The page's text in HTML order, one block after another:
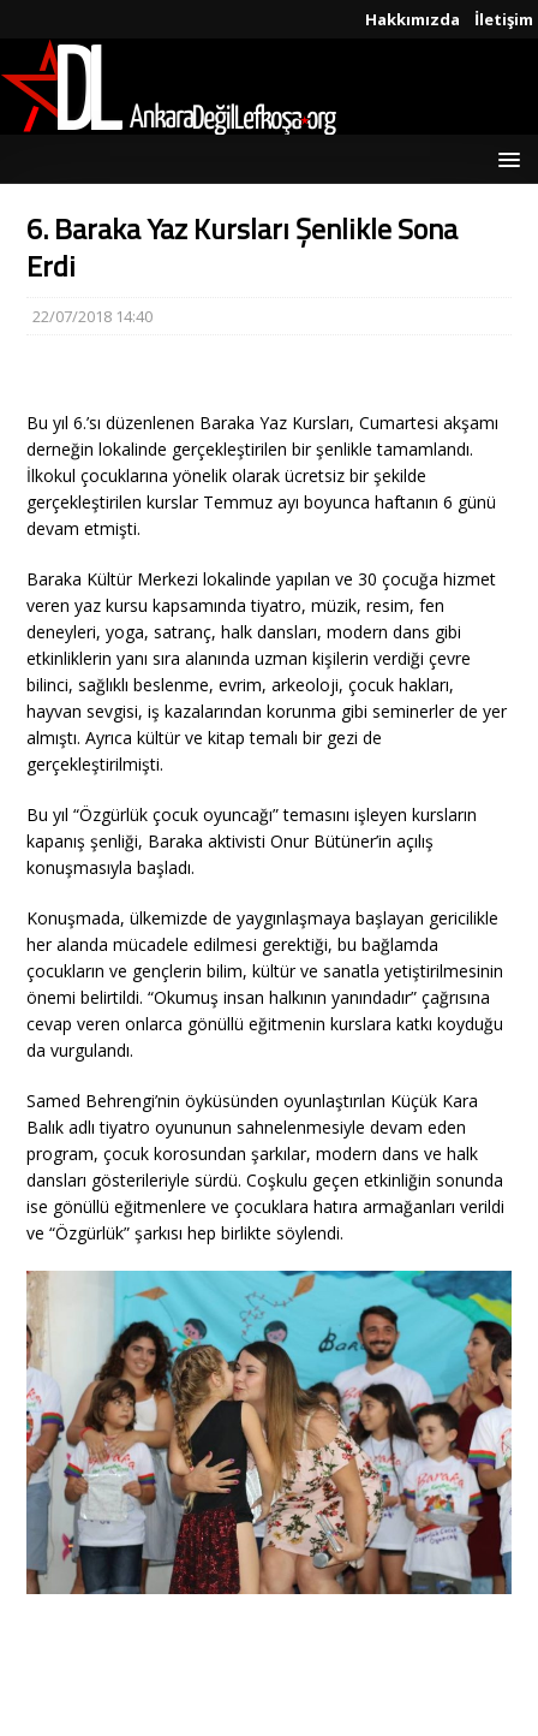
Hakkımızda İletişim
6. Baraka Yaz Kursları Şenlikle Sona
Erdi
22/07/2018 14:40
Bu yıl 6.’sı düzenlenen Baraka Yaz Kursları, Cumartesi akşamı
derneğin lokalinde gerçekleştirilen bir şenlikle tamamlandı.
İlkokul çocuklarına yönelik olarak ücretsiz bir şekilde
gerçekleştirilen kurslar Temmuz ayı boyunca haftanın 6 günü
devam etmişti.
Baraka Kültür Merkezi lokalinde yapılan ve 30 çocuğa hizmet
veren yaz kursu kapsamında tiyatro, müzik, resim, fen
deneyleri, yoga, satranç, halk dansları, modern dans gibi
etkinliklerin yanı sıra alanında uzman kişilerin verdiği çevre
bilinci, sağlıklı beslenme, evrim, arkeoloji, çocuk hakları,
hayvan sevgisi, iş kazalarından korunma gibi seminerler de yer
almıştı. Ayrıca kültür ve kitap temalı bir gezi de
gerçekleştirilmişti.
Bu yıl “Özgürlük çocuk oyuncağı” temasını işleyen kursların
kapanış şenliği, Baraka aktivisti Onur Bütüner’in açılış
konuşmasıyla başladı.
Konuşmada, ülkemizde de yaygınlaşmaya başlayan gericilikle
her alanda mücadele edilmesi gerektiği, bu bağlamda
çocukların ve gençlerin bilim, kültür ve sanatla yetiştirilmesinin
önemi belirtildi. “Okumuş insan halkının yanındadır” çağrısına
cevap veren onlarca gönüllü eğitmenin kurslara katkı koyduğu
da vurgulandı.
Samed Behrengi’nin öyküsünden oyunlaştırılan Küçük Kara
Balık adlı tiyatro oyununun sahnelenmesiyle devam eden
program, çocuk korosundan şarkılar, modern dans ve halk
dansları gösterileriyle sürdü. Coşkulu geçen etkinliğin sonunda
ise gönüllü eğitmenlere ve çocuklara hatıra armağanları verildi
ve “Özgürlük” şarkısı hep birlikte söylendi.